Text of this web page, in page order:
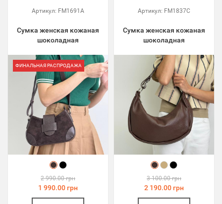
Артикул: FM1691A
Сумка женская кожаная
шоколадная
ФИНАЛЬНАЯ РАСПРОДАЖА
2 990.00 грн
1 990.00 грн
Артикул: FM1837C
Сумка женская кожаная
шоколадная
3 100.00 грн
2 190.00 грн